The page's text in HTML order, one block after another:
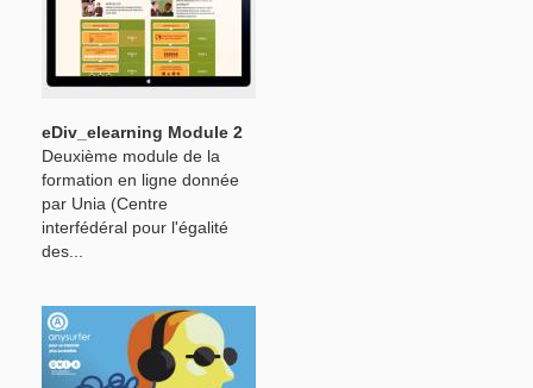
eDiv_elearning Module 2
Deuxième module de la
formation en ligne donnée
par Unia (Centre
interfédéral pour l'égalité
des...